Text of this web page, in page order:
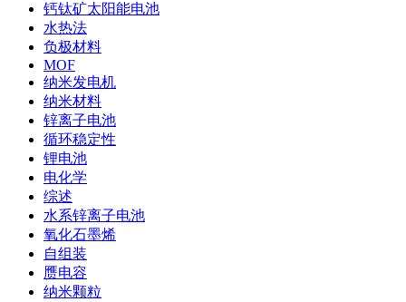
钙钛矿太阳能电池
水热法
负极材料
MOF
纳米发电机
纳米材料
锌离子电池
循环稳定性
锂电池
电化学
综述
水系锌离子电池
氧化石墨烯
自组装
赝电容
纳米颗粒